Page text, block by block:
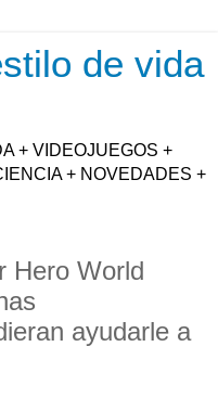
de vida
+ VIDEOJUEGOS +
+ NOVEDADES +
Hero World
ayudarle a